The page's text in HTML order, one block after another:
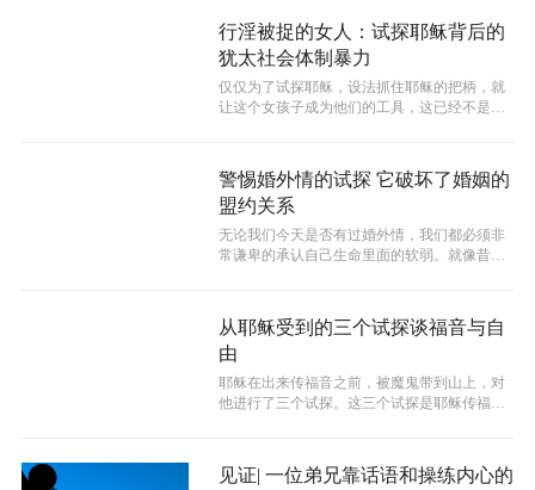
行淫被捉的女人：试探耶稣背后的
犹太社会体制暴力
仅仅为了试探耶稣，设法抓住耶稣的把柄，就
让这个女孩子成为他们的工具，这已经不是一
警惕婚外情的试探 它破坏了婚姻的
盟约关系
无论我们今天是否有过婚外情，我们都必须非
常谦卑的承认自己生命里面的软弱。就像昔日
从耶稣受到的三个试探谈福音与自
由
耶稣在出来传福音之前，被魔鬼带到山上，对
他进行了三个试探。这三个试探是耶稣传福音
见证| 一位弟兄靠话语和操练内心的